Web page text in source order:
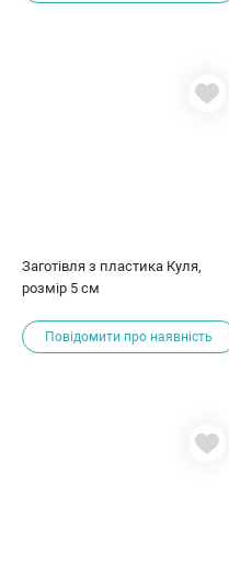
Заготівля з пластика Куля,
розмір 5 см
Повідомити про наявність